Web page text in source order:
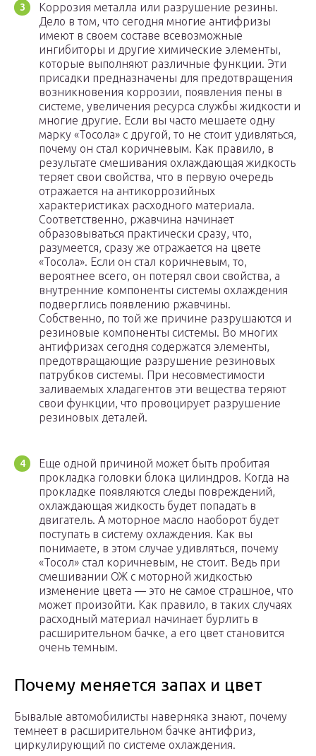
Коррозия металла или разрушение резины.
Дело в том, что сегодня многие антифризы
имеют в своем составе всевозможные
ингибиторы и другие химические элементы,
которые выполняют различные функции. Эти
присадки предназначены для предотвращения
возникновения коррозии, появления пены в
системе, увеличения ресурса службы жидкости и
многие другие. Если вы часто мешаете одну
марку «Тосола» с другой, то не стоит удивляться,
почему он стал коричневым. Как правило, в
результате смешивания охлаждающая жидкость
теряет свои свойства, что в первую очередь
отражается на антикоррозийных
характеристиках расходного материала.
Соответственно, ржавчина начинает
образовываться практически сразу, что,
разумеется, сразу же отражается на цвете
«Тосола». Если он стал коричневым, то,
вероятнее всего, он потерял свои свойства, а
внутренние компоненты системы охлаждения
подверглись появлению ржавчины.
Собственно, по той же причине разрушаются и
резиновые компоненты системы. Во многих
антифризах сегодня содержатся элементы,
предотвращающие разрушение резиновых
патрубков системы. При несовместимости
заливаемых хладагентов эти вещества теряют
свои функции, что провоцирует разрушение
резиновых деталей.
Еще одной причиной может быть пробитая
прокладка головки блока цилиндров. Когда на
прокладке появляются следы повреждений,
охлаждающая жидкость будет попадать в
двигатель. А моторное масло наоборот будет
поступать в систему охлаждения. Как вы
понимаете, в этом случае удивляться, почему
«Тосол» стал коричневым, не стоит. Ведь при
смешивании ОЖ с моторной жидкостью
изменение цвета — это не самое страшное, что
может произойти. Как правило, в таких случаях
расходный материал начинает бурлить в
расширительном бачке, а его цвет становится
очень темным.
Почему меняется запах и цвет
Бывалые автомобилисты наверняка знают, почему
темнеет в расширительном бачке антифриз,
циркулирующий по системе охлаждения.